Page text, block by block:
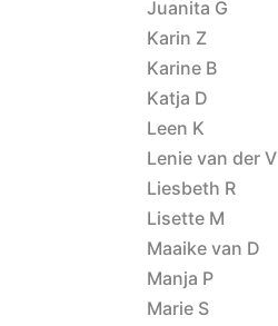
Juanita G
Karin Z
Karine B
Katja D
Leen K
Lenie van der V
Liesbeth R
Lisette M
Maaike van D
Manja P
Marie S